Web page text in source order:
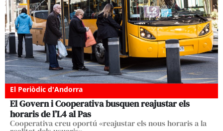
El Periòdic d'Andorra
El Govern i Cooperativa busquen reajustar els
horaris de l’L4 al Pas
Cooperativa creu oportú «reajustar els nous horaris a la